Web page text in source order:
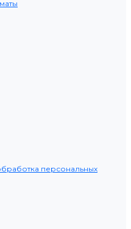
персональных